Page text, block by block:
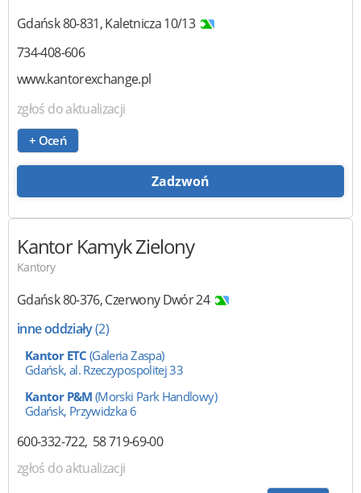
Gdańsk80-831,Kaletnicza 10/13
734-408-606
www.kantorexchange.pl
zgłoś do aktualizacji
+ Oceń
Zadzwoń
Kantor Kamyk Zielony
Kantory
Gdańsk80-376,Czerwony Dwór 24
inne oddziały(2)
Kantor ETC (Galeria Zaspa)
Gdańsk, al. Rzeczypospolitej 33
Kantor P&M (Morski Park Handlowy)
Gdańsk, Przywidzka 6
600-332-722 58 719-69-00
zgłoś do aktualizacji